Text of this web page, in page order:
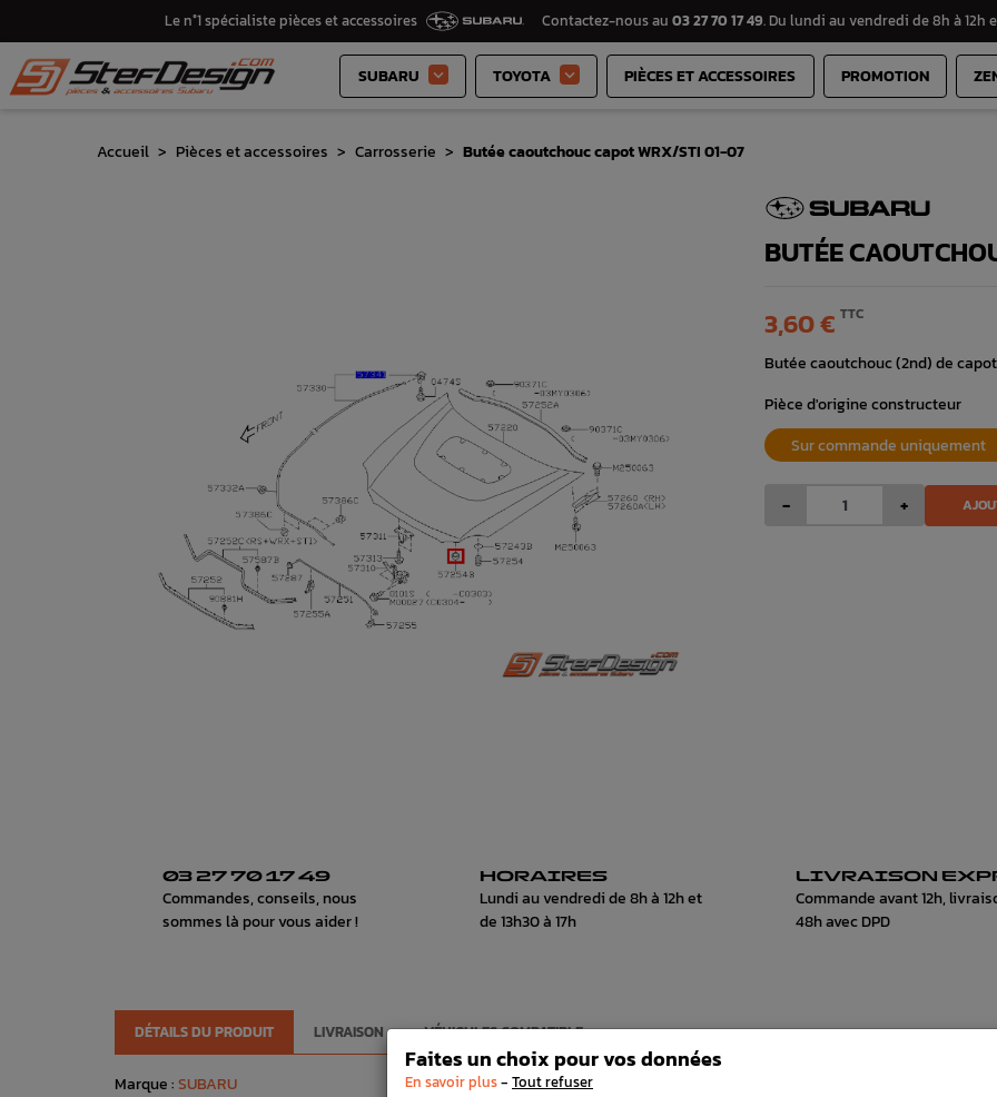
Le n°1 spécialiste pièces et accessoires Contactez-nous au 03 27 70 17 49. Du lundi au vendredi de 8h à 12h
SUBARU  TOYOTA  PIÈCES ET ACCESSOIRES PROMOTION
Accueil Pièces et accessoires Carrosserie Butée caoutchouc capot WRX/STI 01-07
BUTÉE
3,60 € TTC
Butée caoutchouc (2nd) de capot
Pièce d'origine constructeur
Sur commande uniquement
- +
03 27 70 17 49
Commandes, conseils, nous
sommes là pour vous aider !
HORAIRES
Lundi au vendredi de 8h à 12h et
de 13h30 à 17h
LIVRAISON
Commande avant 12h,
48h avec DPD
DÉTAILS DU PRODUIT LIVRAISON VÉHICULES COMPATIBLE
Marque :SUBARU
Faites un choix pour vos données
En savoir plus- Tout refuser